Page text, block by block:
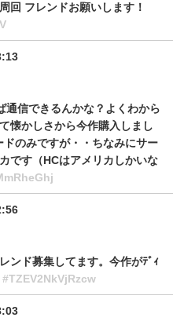
フレンドお願いします！
信できるんかな？よくわから
懐かしさから今作購入しまし
ドのみですが・・ちなみにサー
です（HCはアメリカしかいな
ンド募集してます。今作がﾃﾞｨ
#TZEV2NkVjRzcw